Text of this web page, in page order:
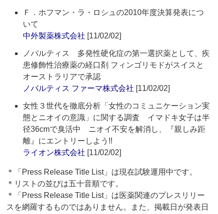
Ｆ．ホフマン・ラ・ロシュの2010年度決算発表につ
いて
中外製薬株式会社 [11/02/02]
ノバルティス 多発性硬化症の第一選択薬として、疾
患修飾性治療薬の経口剤 フィンゴリモドがスイスと
オーストラリアで承認
ノバルティス ファーマ株式会社 [11/02/02]
女性３世代を徹底分析「女性のコミュニケーション実
態とニオイの意識」に関する調査 イマドキ女子は半
径36cmで臭活中 ニオイ不安を解消し、『親しみ距
離』にエントリーしよう!!
ライオン株式会社 [11/02/02]
＊「Press Release Title List」は現在試験運用中です。
＊リストの並びは五十音順です。
＊「Press Release Title List」は医薬関連のプレスリリー
スを網羅するものではありません。また、掲載日が発表日